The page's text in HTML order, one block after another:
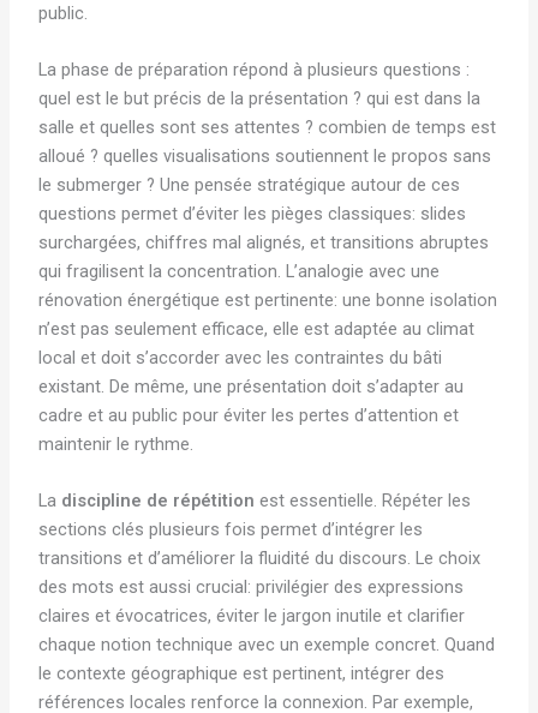
public.
La phase de préparation répond à plusieurs questions :
quel est le but précis de la présentation ? qui est dans la
salle et quelles sont ses attentes ? combien de temps est
alloué ? quelles visualisations soutiennent le propos sans
le submerger ? Une pensée stratégique autour de ces
questions permet d’éviter les pièges classiques: slides
surchargées, chiffres mal alignés, et transitions abruptes
qui fragilisent la concentration. L’analogie avec une
rénovation énergétique est pertinente: une bonne isolation
n’est pas seulement efficace, elle est adaptée au climat
local et doit s’accorder avec les contraintes du bâti
existant. De même, une présentation doit s’adapter au
cadre et au public pour éviter les pertes d’attention et
maintenir le rythme.
La discipline de répétition est essentielle. Répéter les
sections clés plusieurs fois permet d’intégrer les
transitions et d’améliorer la fluidité du discours. Le choix
des mots est aussi crucial: privilégier des expressions
claires et évocatrices, éviter le jargon inutile et clarifier
chaque notion technique avec un exemple concret. Quand
le contexte géographique est pertinent, intégrer des
références locales renforce la connexion. Par exemple,